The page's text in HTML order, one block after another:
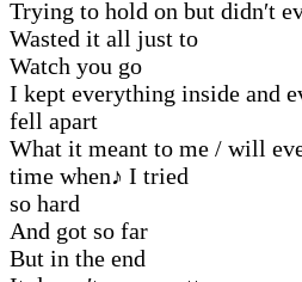
Trying to hold on but didn′t
Wasted it all just to
Watch you go
I kept everything inside and
fell apart
What it meant to me / will
time when♪ I tried
so hard
And got so far
But in the end